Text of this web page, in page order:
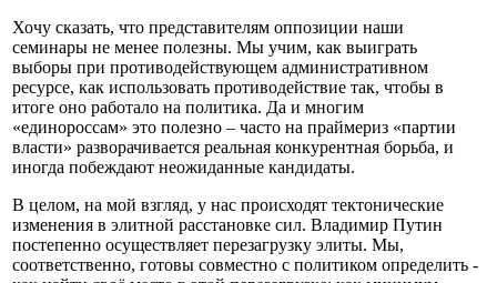
Хочу сказать, что представителям оппозиции наши
семинары не менее полезны. Мы учим, как выиграть
выборы при противодействующем административном
ресурсе, как использовать противодействие так, чтобы в
итоге оно работало на политика. Да и многим
«единороссам» это полезно – часто на праймериз «партии
власти» разворачивается реальная конкурентная борьба, и
иногда побеждают неожиданные кандидаты.
В целом, на мой взгляд, у нас происходят тектонические
изменения в элитной расстановке сил. Владимир Путин
постепенно осуществляет перезагрузку элиты. Мы,
соответственно, готовы совместно с политиком определить -